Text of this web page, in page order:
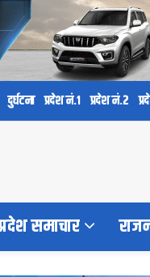
दुर्घटना प्रदेश नं.१ प्रदेश नं.२
समाचार